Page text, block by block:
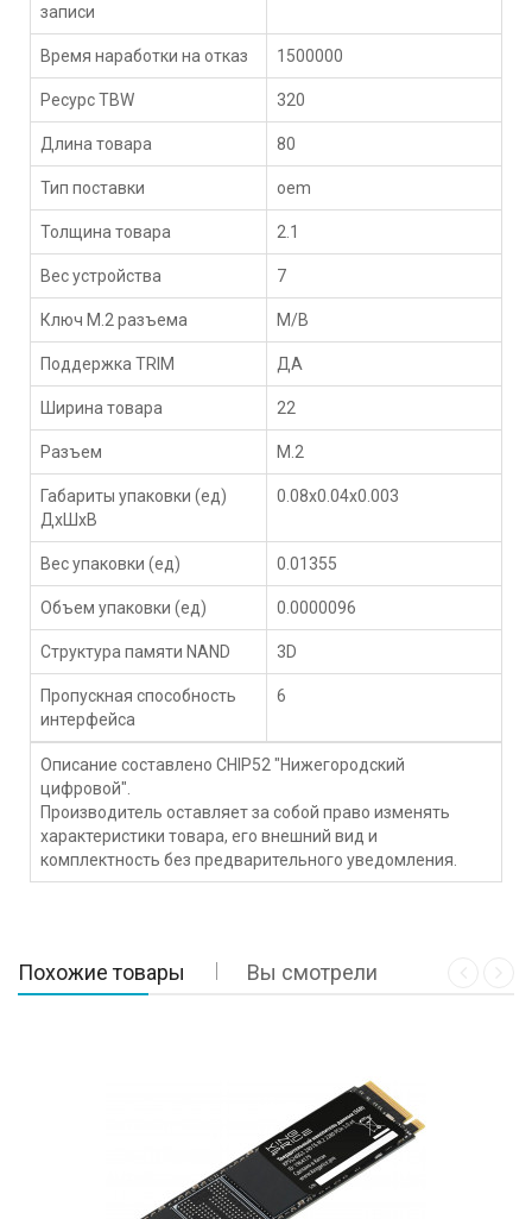
записи
Время наработки на отказ 1500000
Ресурс TBW 320
Длина товара 80
Тип поставки oem
Толщина товара 2.1
Вес устройства 7
Ключ M.2 разъема M/B
Поддержка TRIM ДА
Ширина товара 22
Разъем M.2
Габариты упаковки (ед)
ДхШхВ
0.08x0.04x0.003
Вес упаковки (ед) 0.01355
Объем упаковки (ед) 0.0000096
Структура памяти NAND 3D
Пропускная способность
интерфейса
6
Описание составлено CHIP52 "Нижегородский
цифровой".
Производитель оставляет за собой право изменять
характеристики товара, его внешний вид и
комплектность без предварительного уведомления.
Похожие товары Вы смотрели